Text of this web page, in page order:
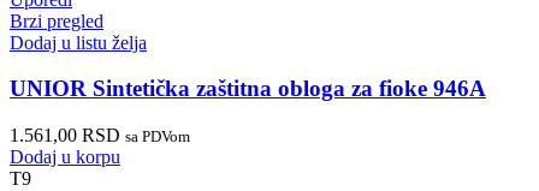
Brzi pregled
Dodaj u listu želja
UNIOR Sintetička zaštitna obloga za fioke 946A
1.561,00 RSD sa PDVom
Dodaj u korpu
T9